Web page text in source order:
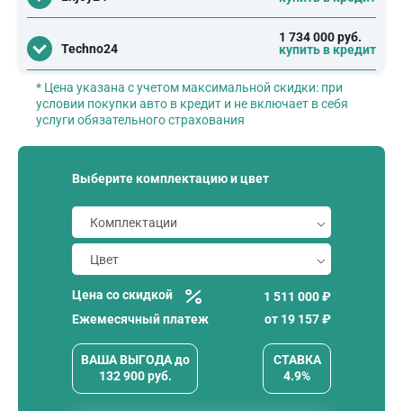
Techno24
1 734 000 руб.
купить в кредит
* Цена указана с учетом максимальной скидки: при
условии покупки авто в кредит и не включает в себя
услуги обязательного страхования
Выберите комплектацию и цвет
Цена со скидкой
1 511 000 ₽
Ежемесячный платеж
от 19 157₽
ВАША ВЫГОДАдо
132 900руб.
СТАВКА
4.9%